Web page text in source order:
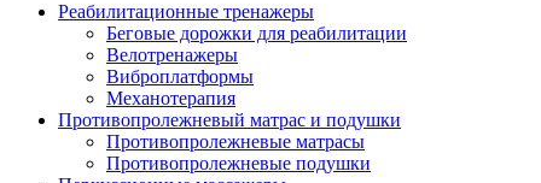
Реабилитационные тренажеры
Беговые дорожки для реабилитации
Велотренажеры
Виброплатформы
Механотерапия
Противопролежневый матрас и подушки
Противопролежневые матрасы
Противопролежневые подушки